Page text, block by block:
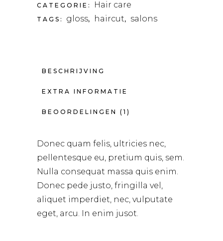
CATEGORIE: Hair care
TAGS: gloss, haircut, salons
BESCHRIJVING
EXTRA INFORMATIE
BEOORDELINGEN (1)
Donec quam felis, ultricies nec,
pellentesque eu, pretium quis, sem.
Nulla consequat massa quis enim.
Donec pede justo, fringilla vel,
aliquet imperdiet, nec, vulputate
eget, arcu. In enim jusot.